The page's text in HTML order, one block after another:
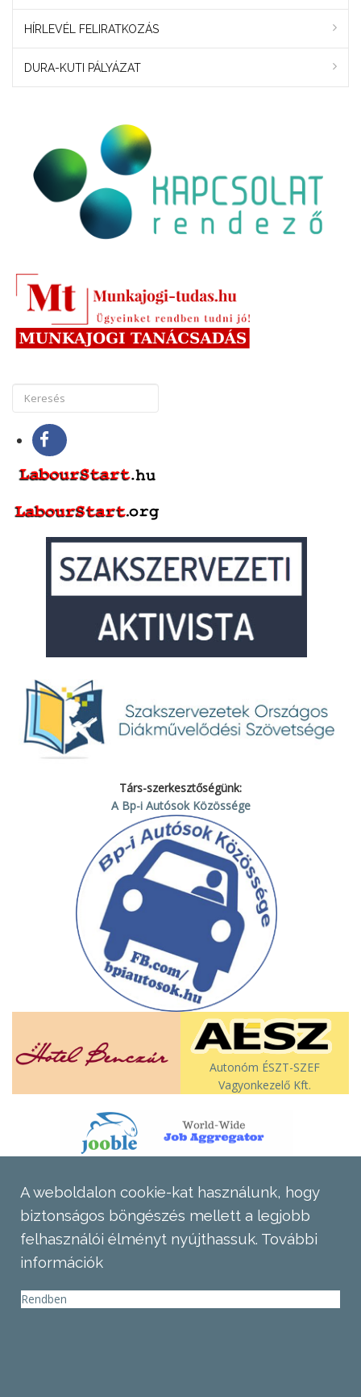
HÍRLEVÉL FELIRATKOZÁS
DURA-KUTI PÁLYÁZAT
Társ-szerkesztőségünk:
A Bp-i Autósok Közössége
Autonóm ÉSZT-SZEF
Vagyonkezelő Kft.
A weboldalon cookie-kat használunk, hogy
biztonságos böngészés mellett a legjobb
felhasználói élményt nyújthassuk. További
információk
Rendben